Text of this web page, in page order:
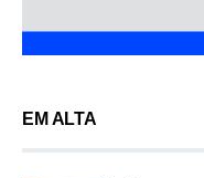
EM ALTA